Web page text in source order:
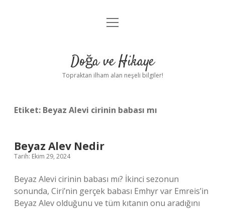
Anasayfa
Yasal Uyarı
menüyü
Doğa ve Hikaye
Topraktan ilham alan neşeli bilgiler!
Etiket: Beyaz Alevi cirinin babası mı
Beyaz Alev Nedir
Tarih: Ekim 29, 2024
Beyaz Alevi cirinin babası mı? İkinci sezonun
sonunda, Ciri’nin gerçek babası Emhyr var Emreis’in
Beyaz Alev olduğunu ve tüm kıtanın onu aradığını